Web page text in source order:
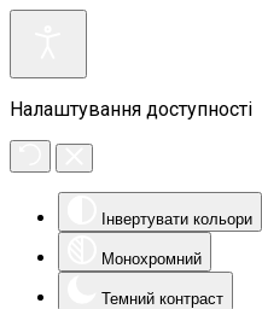
Налаштування доступності
Інвертувати кольори
Монохромний
Темний контраст